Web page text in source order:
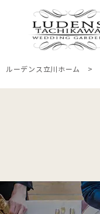
ルーデンス立川ホーム >